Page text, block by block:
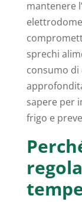
mantenere
sprechi
consumo di
sapere per
frigo e